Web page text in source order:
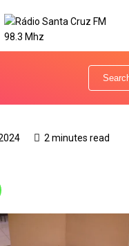
2 minutes read